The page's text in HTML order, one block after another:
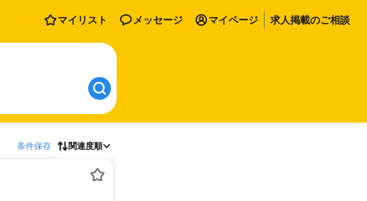
マイリスト メッセージ マイページ 求人掲載のご相談
条件保存 関連度順